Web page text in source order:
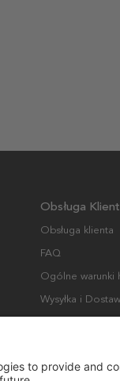
Obsługa
Obsługa klienta
FAQ
Ogólne warunki
Wysyłka i